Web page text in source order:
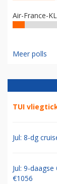
Air-France-
Meer polls
TUI
Jul: 8-dg
Jul: 9-
€1056